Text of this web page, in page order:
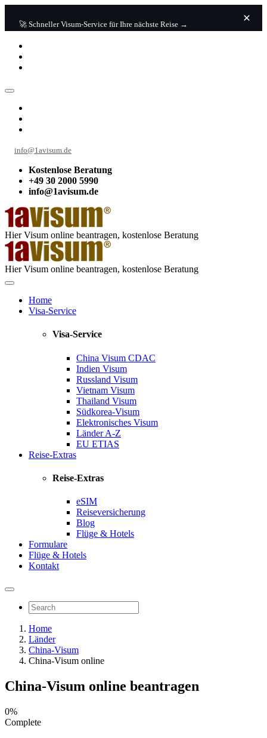
🚀 Schneller Visum-Service für Ihre nächste Reise →
info@1avisum.de
Kostenlose Beratung
+49 30 2000 5990
info@1avisum.de
Hier Visum online beantragen, kostenlose Beratung
Hier Visum online beantragen, kostenlose Beratung
Home
Visa-Service
Visa-Service
China Visum CDAC
Indien Visum
Russland Visum
Vietnam Visum
Thailand Visum
Südkorea-Visum
Elektronisches Visum
Länder A-Z
EU ETIAS
Reise-Extras
Reise-Extras
eSIM
Reiseversicherung
Blog
Flüge & Hotels
Formulare
Flüge & Hotels
Kontakt
Home
Länder
China-Visum
China-Visum online
China-Visum online beantragen
0%
Complete